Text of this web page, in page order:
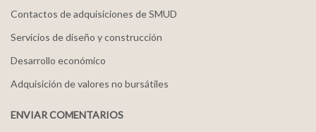
Contactos de adquisiciones de SMUD
Servicios de diseño y construcción
Desarrollo económico
Adquisición de valores no bursátiles
ENVIAR COMENTARIOS